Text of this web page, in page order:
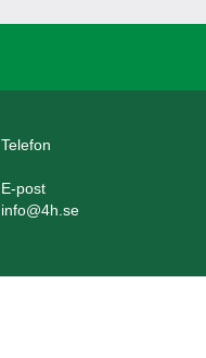
Telefon
E-post
info@4h.se